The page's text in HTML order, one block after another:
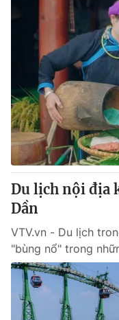
Du lịch nội địa
Dần
VTV.vn - Du lịch
"bùng nổ" trong